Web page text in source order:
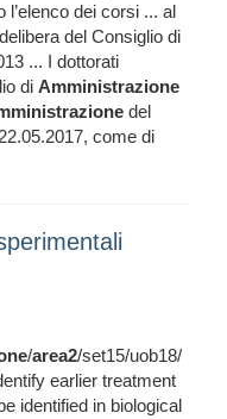
l’elenco dei corsi ... al
del Consiglio di
... I dottorati
di Amministrazione
del
come di
/area2/set15/uob18/
earlier treatment
identified in biological